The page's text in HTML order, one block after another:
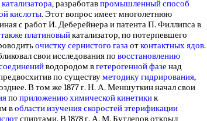
, разработавпромышленный способ
кислоты. Этот вопрос имеет многолетнюю
с работ И. Деберейнера и патента П. Филлипса в
также платиновыйкатализатор, по потерпевшего
очистку сернистого газаотконтактных ядов.
свои исследования по восстановлению
водородом вгетерогенной фазе над
по существуметодику гидрирования,
В том же 1877 г. Н. А. Меншуткин начал свои
по приложению химической кинетикик
вобласти изученияскоростей этерификации
спиртами. В 1878 г. А. М. Бутлеров открыл